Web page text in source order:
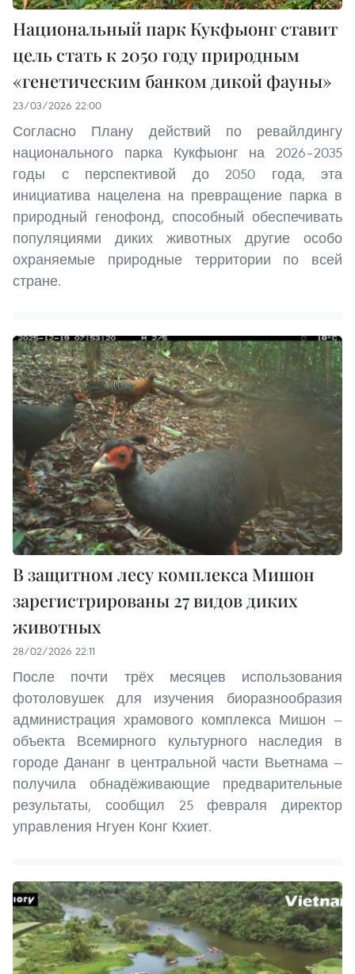
Национальный парк Кукфыонг ставит
цель стать к 2050 году природным
«генетическим банком дикой фауны»
23/03/2026 22:00
Согласно Плану действий по ревайлдингу
национального парка Кукфыонг на 2026–2035
годы с перспективой до 2050 года, эта
инициатива нацелена на превращение парка в
природный генофонд, способный обеспечивать
популяциями диких животных другие особо
охраняемые природные территории по всей
стране.
В защитном лесу комплекса Мишон
зарегистрированы 27 видов диких
животных
28/02/2026 22:11
После почти трёх месяцев использования
фотоловушек для изучения биоразнообразия
администрация храмового комплекса Мишон —
объекта Всемирного культурного наследия в
городе Дананг в центральной части Вьетнама —
получила обнадёживающие предварительные
результаты, сообщил 25 февраля директор
управления Нгуен Конг Кхиет.